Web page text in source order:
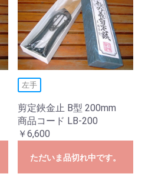
左手
剪定鋏金止 B型 200mm
商品コード LB-200
￥6,600
ただいま品切れ中です。